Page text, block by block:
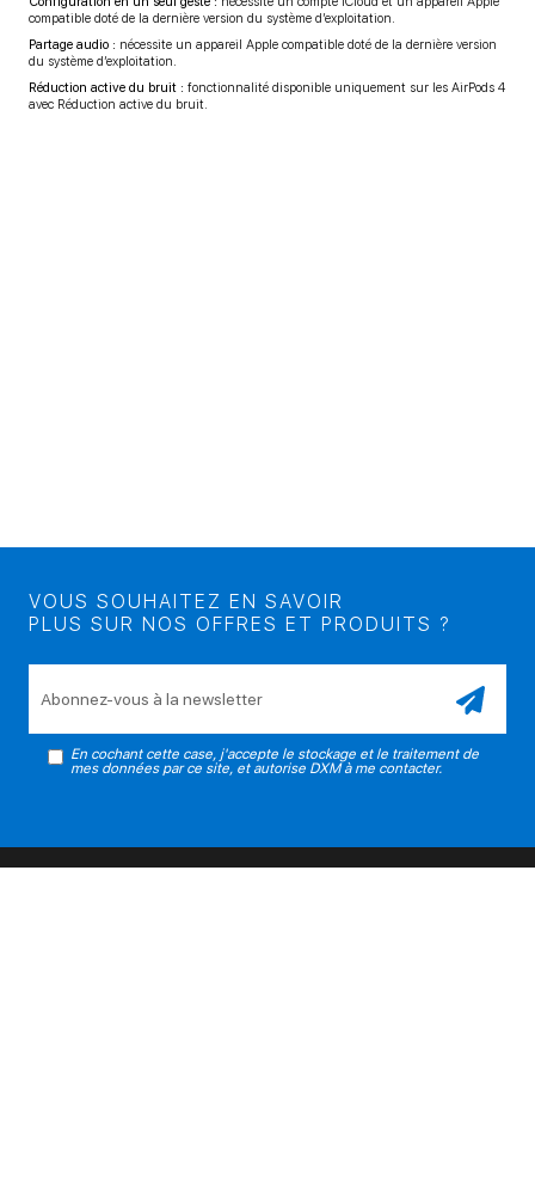
compatible doté de la dernière version du système d’exploitation.
Partage audio : nécessite un appareil Apple compatible doté de la dernière version
du système d’exploitation.
Réduction active du bruit : fonctionnalité disponible uniquement sur les AirPods 4
avec Réduction active du bruit.
VOUS SOUHAITEZ EN SAVOIR
PLUS SUR NOS OFFRES ET PRODUITS ?
En cochant cette case, j'accepte le stockage et le traitement de
mes données par ce site, et autorise DXM à me contacter.